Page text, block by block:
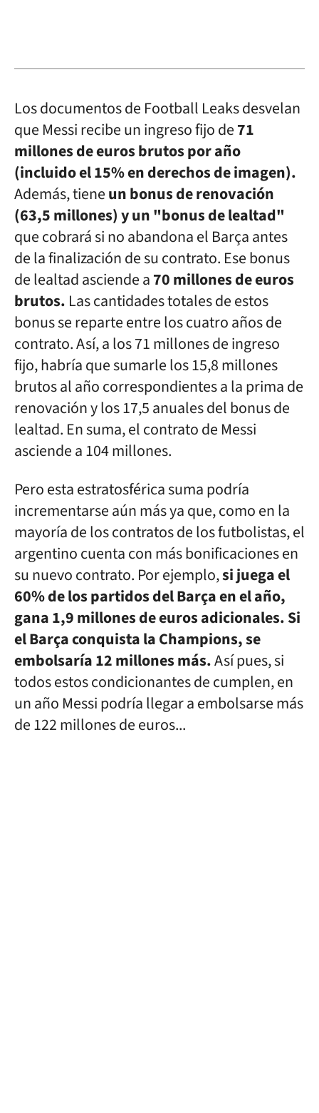
Los documentos de Football Leaks desvelan
que Messi recibe un ingreso fijo de71
millones de euros brutos por año
(incluido el 15% en derechos de imagen).
Además, tieneun bonus de renovación
(63,5 millones) y un "bonus de lealtad"
que cobrará si no abandona el Barça antes
de la finalización de su contrato. Ese bonus
de lealtad asciende a70 millones de euros
brutos. Las cantidades totales de estos
bonus se reparte entre los cuatro años de
contrato. Así, a los 71 millones de ingreso
fijo, habría que sumarle los 15,8 millones
brutos al año correspondientes a la prima de
renovación y los 17,5 anuales del bonus de
lealtad. En suma, el contrato de Messi
asciende a 104 millones.
Pero esta estratosférica suma podría
incrementarse aún más ya que, como en la
mayoría de los contratos de los futbolistas, el
argentino cuenta con más bonificaciones en
su nuevo contrato. Por ejemplo,si juega el
60% de los partidos del Barça en el año,
gana 1,9 millones de euros adicionales. Si
el Barça conquista la Champions, se
embolsaría 12 millones más.Así pues, si
todos estos condicionantes de cumplen, en
un año Messi podría llegar a embolsarse más
de 122 millones de euros...